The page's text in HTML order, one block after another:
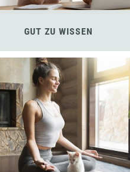
GUT ZU WISSEN